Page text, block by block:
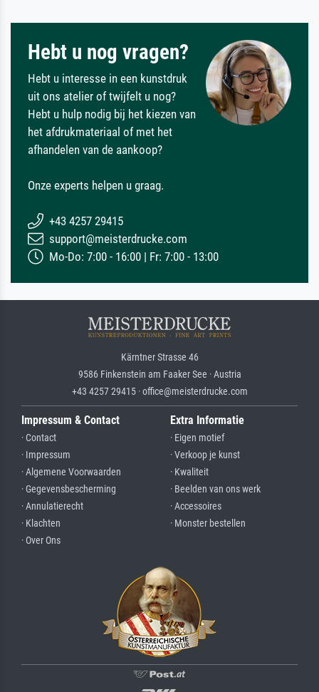
Hebt u nog vragen?
Hebt u interesse in een kunstdruk
uit ons atelier of twijfelt u nog?
Hebt u hulp nodig bij het kiezen van
het afdrukmateriaal of met het
afhandelen van de aankoop?
Onze experts helpen u graag.
+43 4257 29415
support@meisterdrucke.com
Mo-Do: 7:00 - 16:00 | Fr: 7:00 - 13:00
Kärntner Strasse 46
9586 Finkenstein am Faaker See · Austria
+43 4257 29415 · office@meisterdrucke.com
Impressum & Contact
· Contact
· Impressum
· Algemene Voorwaarden
· Gegevensbescherming
· Annulatierecht
· Klachten
· Over Ons
Extra Informatie
· Eigen motief
· Verkoop je kunst
· Kwaliteit
· Beelden van ons werk
· Accessoires
· Monster bestellen